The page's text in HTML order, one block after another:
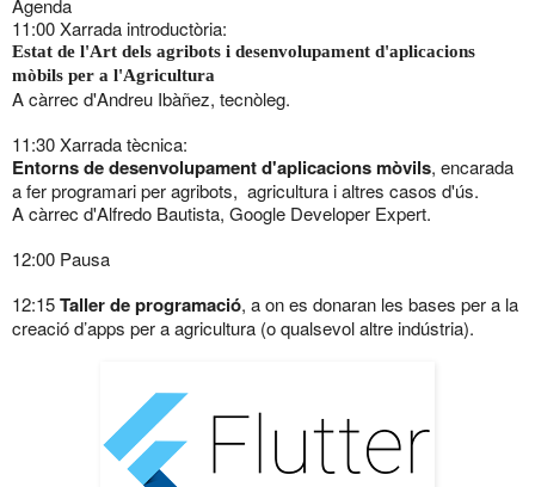
Agenda
11:00 Xarrada introductòria:
Estat de l'Art dels agribots i desenvolupament d'aplicacions
mòbils per a l'Agricultura
A càrrec d'Andreu Ibàñez, tecnòleg.
11:30 Xarrada tècnica:
Entorns de desenvolupament d'aplicacions mòvils, encarada
a fer programari per agribots, agricultura i altres casos d'ús.
A càrrec d'Alfredo Bautista, Google Developer Expert.
12:00 Pausa
12:15Taller de programació, a on es donaran les bases per a la
creació d’apps per a agricultura (o qualsevol altre indústria).